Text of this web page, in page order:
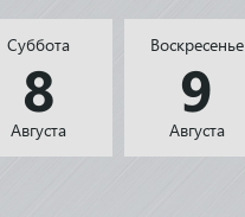
Суббота
8
Августа
Воскресенье
9
Августа